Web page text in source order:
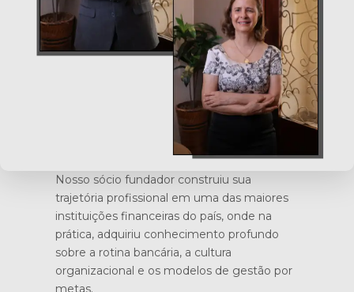
Nosso sócio fundador construiu sua
trajetória profissional em uma das maiores
instituições financeiras do país, onde na
prática, adquiriu conhecimento profundo
sobre a rotina bancária, a cultura
organizacional e os modelos de gestão por
metas.